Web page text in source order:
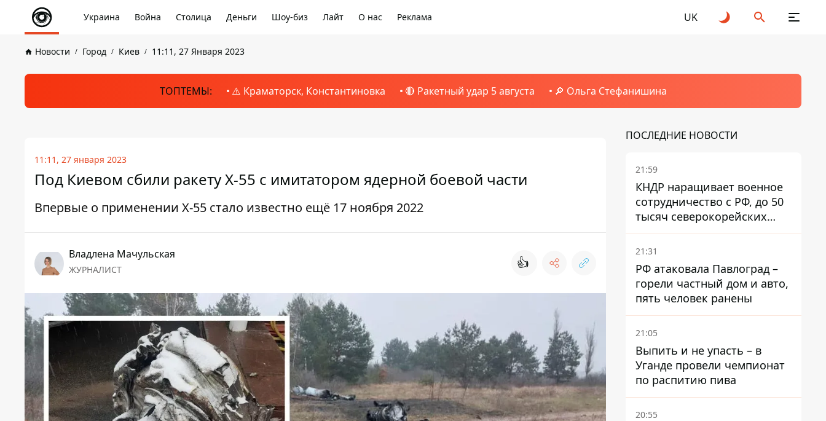
Украина Война Столица Деньги Шоу-биз Лайт О нас Реклама UK
Новости Город Киев 11:11, 27 Января 2023
ТОПТЕМЫ: ⚠️ Краматорск, Константиновка 🔴 Ракетный удар 5 августа 🔎 Ольга Стефанишина
11:11, 27 января 2023
Под Киевом сбили ракету Х-55 с имитатором ядерной боевой части
Впервые о применении Х-55 стало известно ещё 17 ноября 2022
Владлена Мачульская
ЖУРНАЛИСТ 👍
ПОСЛЕДНИЕ НОВОСТИ
21:59
КНДР наращивает военное
сотрудничество с РФ, до 50
тысяч северокорейских
солдат могут прибыть в
Россию – Зеленский
21:31
РФ атаковала Павлоград –
горели частный дом и авто,
пять человек ранены
21:05
Выпить и не упасть – в
Уганде провели чемпионат
по распитию пива
20:55